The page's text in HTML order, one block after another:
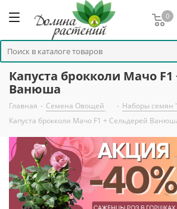
0
Капуста брокколи Мачо
Ванюша
Главная - Семена Овощей - Наборы семян
Капуста брокколи Мачо F1 + Сельдерей